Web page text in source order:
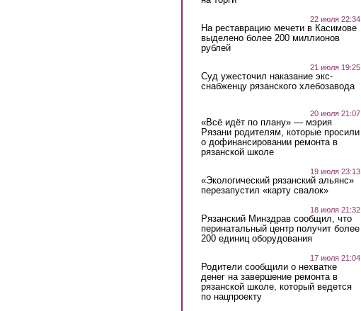
22 июля 22:34
На реставрацию мечети в Касимове
выделено более 200 миллионов
рублей
21 июля 19:25
Суд ужесточил наказание экс-
снабженцу рязанского хлебозавода
20 июля 21:07
«Всё идёт по плану» — мэрия
Рязани родителям, которые просили
о дофинансировании ремонта в
рязанской школе
19 июля 23:13
«Экологический рязанский альянс»
перезапустил «карту свалок»
18 июля 21:32
Рязанский Минздрав сообщил, что
перинатальный центр получит более
200 единиц оборудования
17 июля 21:04
Родители сообщили о нехватке
денег на завершение ремонта в
рязанской школе, который ведется
по нацпроекту